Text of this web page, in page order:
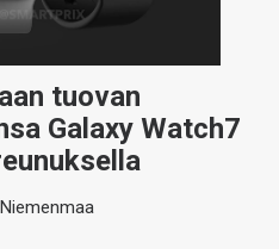
tuovan
Galaxy Watch7